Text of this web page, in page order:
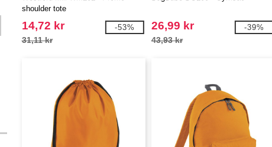
shoulder tote
14,72 kr
31,11 kr
-53% 26,99 kr
43,93 kr
-39%